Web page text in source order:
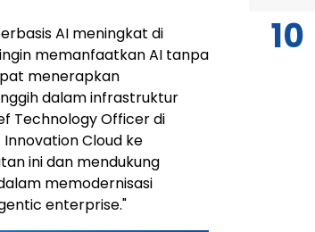
AI meningkat di
memanfaatkan AI tanpa
menerapkan
dalam infrastruktur
Technology Officer di
Cloud ke
ini dan mendukung
memodernisasi
enterprise."